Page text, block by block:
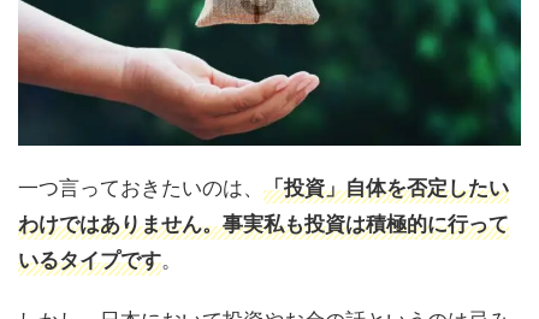
一つ言っておきたいのは、 「投資」自体を否定したい
わけではありません。事実私も投資は積極的に行って
いるタイプです。